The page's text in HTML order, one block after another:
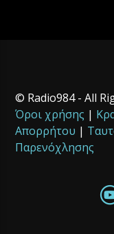
© Radio984 - All
Όροι χρήσης |
Απορρήτου |
Παρενόχλησης